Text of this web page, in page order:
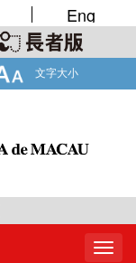
文字大小
Eng